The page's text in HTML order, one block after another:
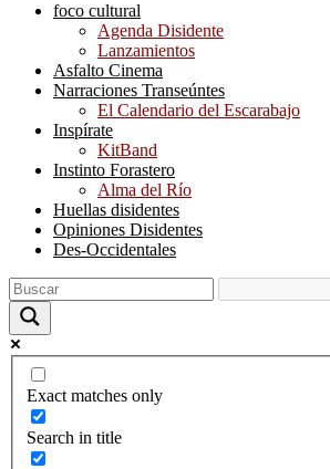
foco cultural
Agenda Disidente
Lanzamientos
Asfalto Cinema
Narraciones Transeúntes
El Calendario del Escarabajo
Inspírate
KitBand
Instinto Forastero
Alma del Río
Huellas disidentes
Opiniones Disidentes
Des-Occidentales
Exact matches only
Search in title